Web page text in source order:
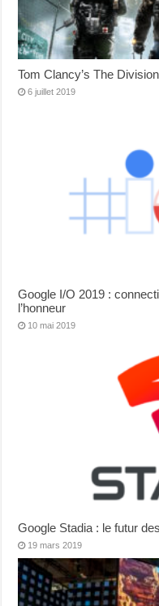
Tom Clancy’s The
6 juillet 2019
Google I/O 2019 :
l’honneur
10 mai 2019
Google Stadia : le futur
19 mars 2019